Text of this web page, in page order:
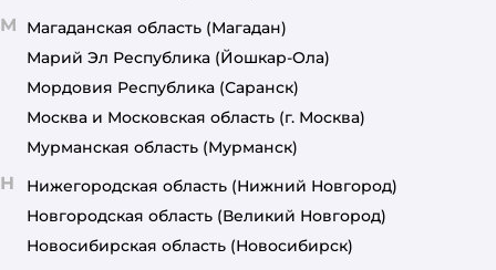
М Магаданская область (Магадан)
Марий Эл Республика (Йошкар-Ола)
Мордовия Республика (Саранск)
Москва и Московская область (г. Москва)
Мурманская область (Мурманск)
Н Нижегородская область (Нижний Новгород)
Новгородская область (Великий Новгород)
Новосибирская область (Новосибирск)